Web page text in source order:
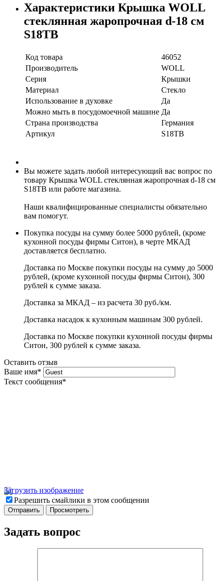
Характеристики Крышка WOLL
стеклянная жаропрочная d-18 см
S18TB
Код товара
46052
Производитель
WOLL
Серия
Крышки
Материал
Стекло
Использование в духовке
Да
Можно мыть в посудомоечной машине Да
Страна производства
Германия
Артикул
S18TB
Вы можете задать любой интересующий вас вопрос по
товару Крышка WOLL стеклянная жаропрочная d-18 см
S18TB или работе магазина.
Наши квалифицированные специалисты обязательно
вам помогут.
Покупка посуды на сумму более 5000 рублей, (кроме
кухонной посуды фирмы Ситон), в черте МКАД
доставляется бесплатно.
Доставка по Москве покупки посуды на сумму до 5000
рублей, (кроме кухонной посуды фирмы Ситон), 300
рублей к сумме заказа.
Доставка за МКАД – из расчета 30 руб./км.
Доставка насадок к кухонным машинам 300 рублей.
Доставка по Москве покупки кухонной посуды фирмы
Ситон, 300 рублей к сумме заказа.
Оставить отзыв
Ваше имя*
Текст сообщения*
Загрузить изображение
Разрешить смайлики в этом сообщении
Задать вопрос